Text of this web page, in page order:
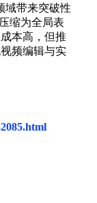
域带来突破性
缩为全局表
本高，但推
频编辑与实